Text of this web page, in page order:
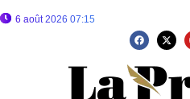
6 août 2026 07:15